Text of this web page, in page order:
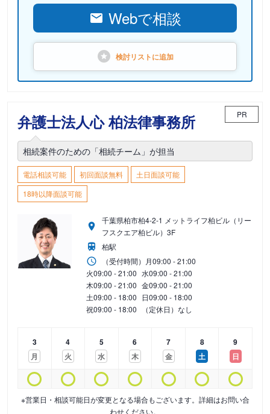
Webで相談
検討リストに追加
弁護士法人心 柏法律事務所 PR
相続案件のための「相続チーム」が担当
電話相談可能 初回面談無料
土日面談可能
18時以降面談可能
千葉県柏市柏4-2-1 メットライフ柏ビル（リー
フスクエア柏ビル）3F
柏駅
（受付時間） 月09:00 - 21:00
火09:00 - 21:00 水09:00 - 21:00
木09:00 - 21:00 金09:00 - 21:00
土09:00 - 18:00 日09:00 - 18:00
祝09:00 - 18:00 （定休日）なし
3
月
4
火
5
水
6
木
7
金
8
土
9
日
※営業日・相談可能日が変更となる場合もございます。詳細はお問い合
わせください。